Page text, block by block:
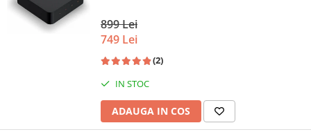
899 Lei
749 Lei
(2)
IN STOC
ADAUGA IN COS